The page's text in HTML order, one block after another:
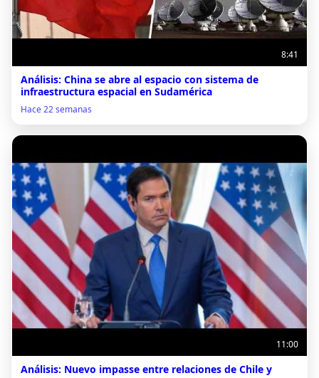
8:41
Análisis: China se abre al espacio con sistema de
infraestructura espacial en Sudamérica
Hace 22 semanas
11:00
Análisis: Nuevo impasse entre relaciones de Chile y